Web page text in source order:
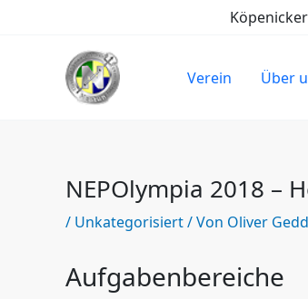
Verein Über
NEPOlympia 2018 –
/ Unkategorisiert/ Von Oliver
Aufgabenbereiche